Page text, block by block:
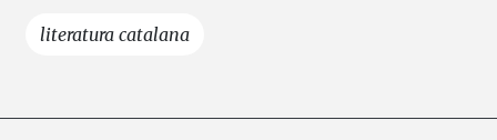
literatura catalana